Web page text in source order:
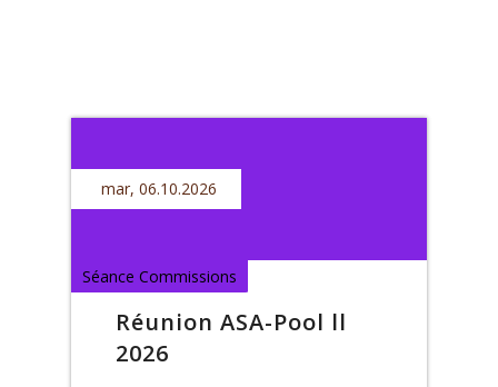
mar, 06.10.2026
Séance Commissions
Réunion ASA-Pool ll
2026